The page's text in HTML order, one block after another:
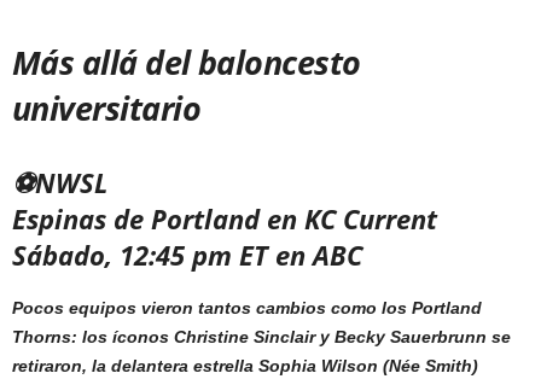
Más allá del baloncesto
universitario
⚽NWSL
Espinas de Portland en KC Current
Sábado, 12:45 pm ET en ABC
Pocos equipos vieron tantos cambios como los Portland
Thorns: los íconos Christine Sinclair y Becky Sauerbrunn se
retiraron, la delantera estrella Sophia Wilson (Née Smith)